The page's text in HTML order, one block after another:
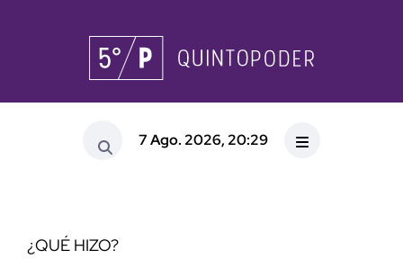
7 Ago. 2026, 20:29
¿QUÉ HIZO?